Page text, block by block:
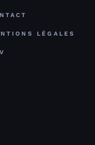
LÉGALES